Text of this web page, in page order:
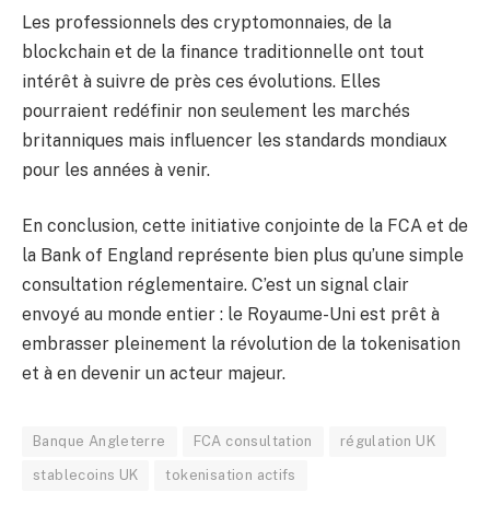
Les professionnels des cryptomonnaies, de la
blockchain et de la finance traditionnelle ont tout
intérêt à suivre de près ces évolutions. Elles
pourraient redéfinir non seulement les marchés
britanniques mais influencer les standards mondiaux
pour les années à venir.
En conclusion, cette initiative conjointe de la FCA et de
la Bank of England représente bien plus qu’une simple
consultation réglementaire. C’est un signal clair
envoyé au monde entier : le Royaume-Uni est prêt à
embrasser pleinement la révolution de la tokenisation
et à en devenir un acteur majeur.
Banque Angleterre FCA consultation régulation UK
stablecoins UK tokenisation actifs